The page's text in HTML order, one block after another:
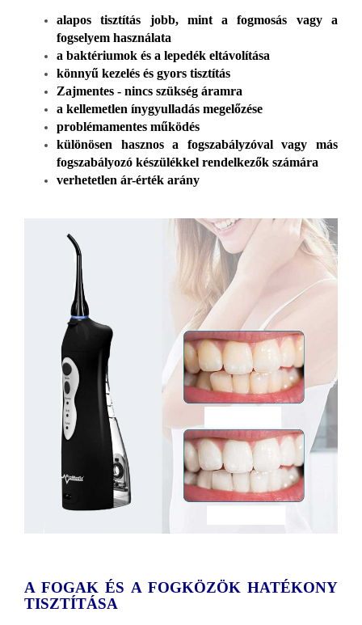
alapos tisztítás jobb, mint a fogmosás vagy a
fogselyem használata
a baktériumok és a lepedék eltávolítása
könnyű kezelés és gyors tisztítás
Zajmentes - nincs szükség áramra
a kellemetlen ínygyulladás megelőzése
problémamentes működés
különösen hasznos a fogszabályzóval vagy más
fogszabályozó készülékkel rendelkezők számára
verhetetlen ár-érték arány
A FOGAK ÉS A FOGKÖZÖK HATÉKONY
TISZTÍTÁSA